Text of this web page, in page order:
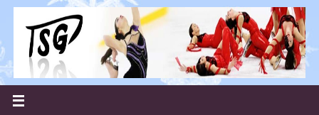
Passer
contenu